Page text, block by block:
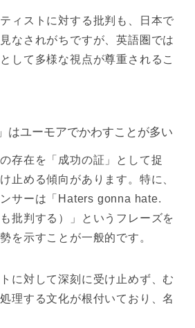
ィストに対する批判も、日本で
なされがちですが、英語圏では
して多様な視点が尊重されるこ
はユーモアでかわすことが多い
存在を「成功の証」として捉
止める傾向があります。特に、
サーは「Haters gonna hate.
批判する）」というフレーズを
を示すことが一般的です。
に対して深刻に受け止めず、む
理する文化が根付いており、名